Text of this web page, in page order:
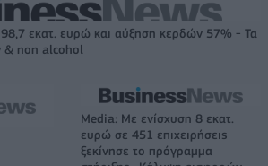
98,7 εκατ. ευρώ και αύξηση κερδών 57% - Τα
& non alcohol
Media: Με ενίσχυση 8 εκατ.
ευρώ σε 451 επιχειρήσεις
ξεκίνησε το πρόγραμμα